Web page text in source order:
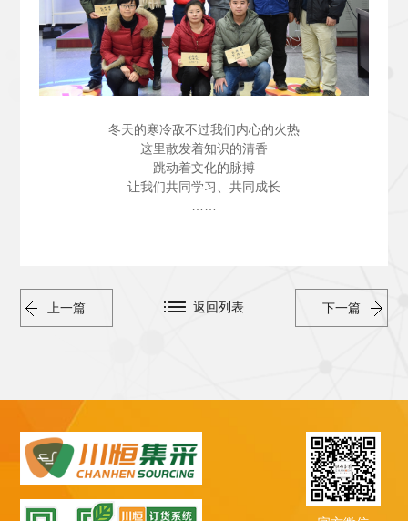
冬天的寒冷敌不过我们内心的火热
这里散发着知识的清香
跳动着文化的脉搏
让我们共同学习、共同成长
上一篇 下一篇
返回列表